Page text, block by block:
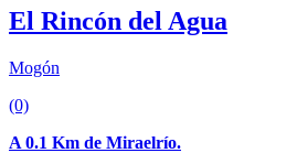
El Rincón del Agua
Mogón
(0)
A 0.1 Km de Miraelrío.